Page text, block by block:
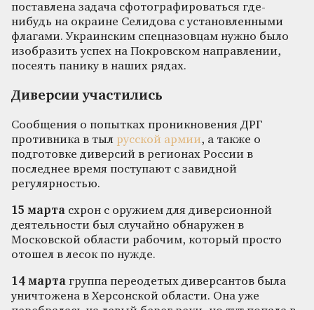
поставлена задача сфотографироваться где-
нибудь на окраине Селидова с установленными
флагами. Украинским спецназовцам нужно было
изобразить успех на Покровском направлении,
посеять панику в наших рядах.
Диверсии участились
Сообщения о попытках проникновения ДРГ
противника в тыл русской армии, а также о
подготовке диверсий в регионах России в
последнее время поступают с завидной
регулярностью.
15 марта схрон с оружием для диверсионной
деятельности был случайно обнаружен в
Московской области рабочим, который просто
отошел в лесок по нужде.
14 марта группа переодетых диверсантов была
уничтожена в Херсонской области. Она уже